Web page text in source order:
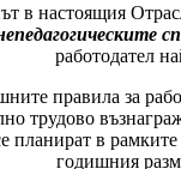
в настоящия
работодател
правила за
трудово
планират в
годишния